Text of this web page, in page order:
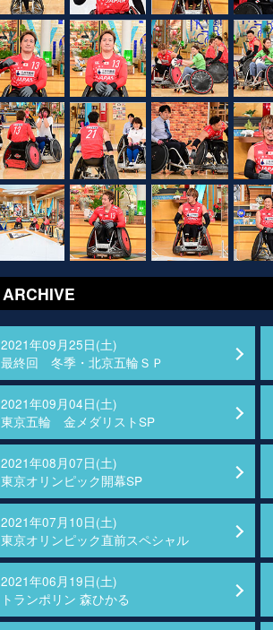
ARCHIVE
2021年09月25日(土)
最終回 冬季・北京五輪ＳＰ
2021年09月04日(土)
東京五輪 金メダリストSP
2021年08月07日(土)
東京オリンピック開幕SP
2021年07月10日(土)
東京オリンピック直前スペシャル
2021年06月19日(土)
トランポリン 森ひかる